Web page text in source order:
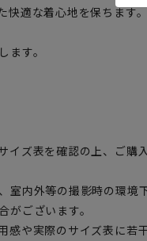
快適な着心地を保ちます
ます。
ズ表を確認の上、ご購
内外等の撮影時の環境
がございます。
や実際のサイズ表に若